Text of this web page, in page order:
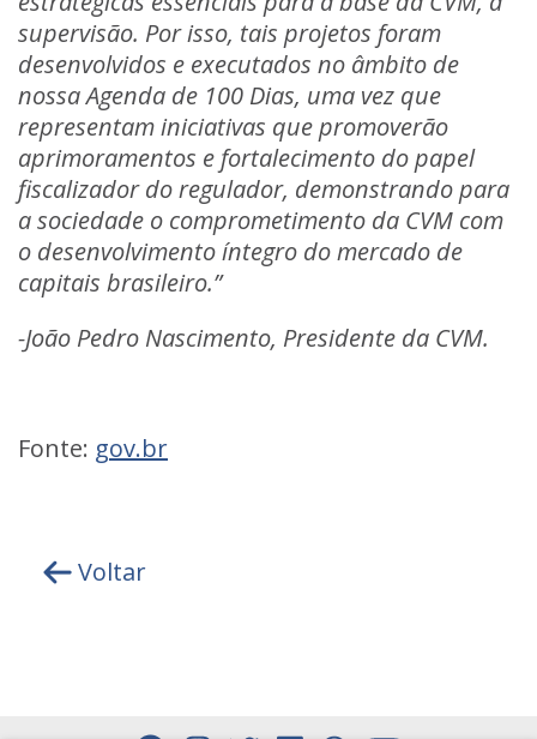
supervisão. Por isso, tais projetos foram
desenvolvidos e executados no âmbito de
nossa Agenda de 100 Dias, uma vez que
representam iniciativas que promoverão
aprimoramentos e fortalecimento do papel
fiscalizador do regulador, demonstrando para
a sociedade o comprometimento da CVM com
o desenvolvimento íntegro do mercado de
capitais brasileiro.”
-João Pedro Nascimento, Presidente da CVM.
Fonte: gov.br
Voltar